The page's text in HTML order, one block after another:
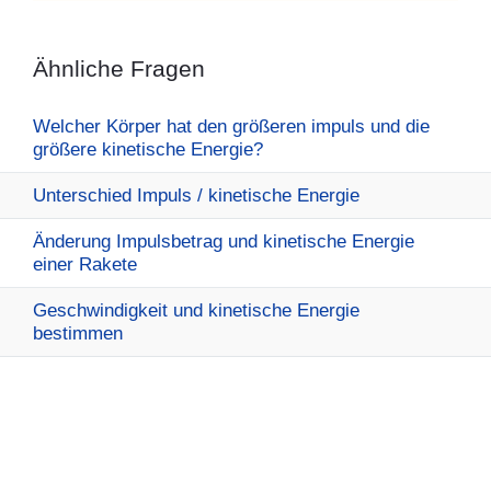
Ähnliche Fragen
Welcher Körper hat den größeren impuls und die
größere kinetische Energie?
Unterschied Impuls / kinetische Energie
Änderung Impulsbetrag und kinetische Energie
einer Rakete
Geschwindigkeit und kinetische Energie
bestimmen